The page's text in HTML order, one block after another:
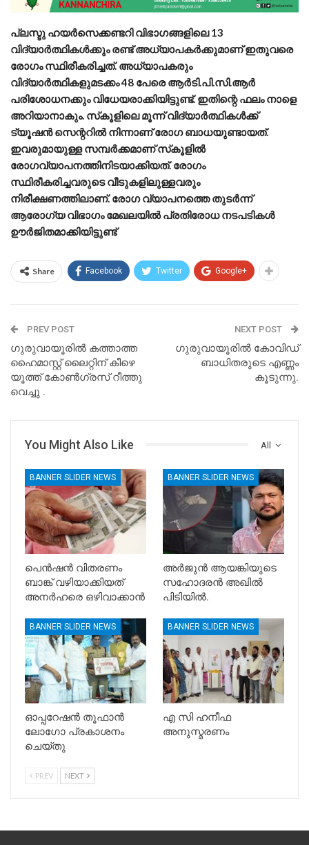
പ്ലസ്ടു ഹയര്‍സെക്കണ്ടറി വിഭാഗങ്ങളിലെ 13
വിദ്യാര്‍ത്ഥികള്‍ക്കും രണ്ട് അധ്യാപകര്‍ക്കുമാണ് ഇതുവരെ
രോഗം സ്ഥിരീകരിച്ചത്. അധ്യാപകരും
വിദ്യാര്‍ത്ഥികളുമടക്കം 48 പേരെ ആര്‍ടി.പി.സി.ആര്‍
പരിശോധനക്കും വിധേയരാക്കിയിട്ടുണ്ട്. ഇതിന്റെ ഫലം നാളെ
അറിയാനാകും. സ്‌കൂളിലെ മൂന്ന് വിദ്യാര്‍ത്ഥികള്‍ക്ക്
ട്യൂഷന്‍ സെന്ററില്‍ നിന്നാണ് രോഗ ബാധയുണ്ടായത്.
ഇവരുമായുള്ള സമ്പര്‍ക്കമാണ് സ്‌കൂളില്‍
രോഗവ്യാപനത്തിനിടയാക്കിയത്. രോഗം
സ്ഥിരീകരിച്ചവരുടെ വീടുകളിലുള്ളവരും
നിരീക്ഷണത്തിലാണ്. രോഗ വ്യാപനത്തെ തുടര്‍ന്ന്
ആരോഗ്യ വിഭാഗം മേഖലയില്‍ പ്രതിരോധ നടപടികള്‍
ഊര്‍ജിതമാക്കിയിട്ടുണ്ട്
Share Facebook Twitter Google+
PREV POST
ഗുരുവായൂരിൽ കത്താത്ത
ഹൈമാസ്റ്റ് ലൈറ്റിന് കീഴെ
യൂത്ത്‌ കോൺഗ്രസ് റീത്തു
വെച്ചു .
NEXT POST
ഗുരുവായൂരിൽ കോവിഡ്
ബാധിതരുടെ എണ്ണം
കൂടുന്നു.
All
You Might Also Like
BANNER SLIDER NEWS
പെൻഷൻ വിതരണം
ബാങ്ക് വഴിയാക്കിയത്
അനർഹരെ ഒഴിവാക്കാൻ
BANNER SLIDER NEWS
അർജുൻ ആയങ്കിയുടെ
സഹോദരൻ അഖിൽ
പിടിയിൽ.
BANNER SLIDER NEWS
ഓപ്പറേഷൻ തൂഫാൻ
ലോഗോ പ്രകാശനം
ചെയ്തു
BANNER SLIDER NEWS
എ സി ഹനീഫ
അനുസ്മരണം
PREV NEXT